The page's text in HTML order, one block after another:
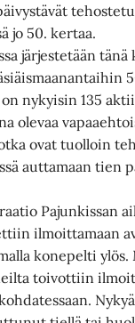
jo 50. kertaa.
järjestetään tänä
nykyisin 135
olevaa
ovat tuolloin
auttamaan tien
Pajunkissan
ilmoittamaan
konepelti ylös.
toivottiin